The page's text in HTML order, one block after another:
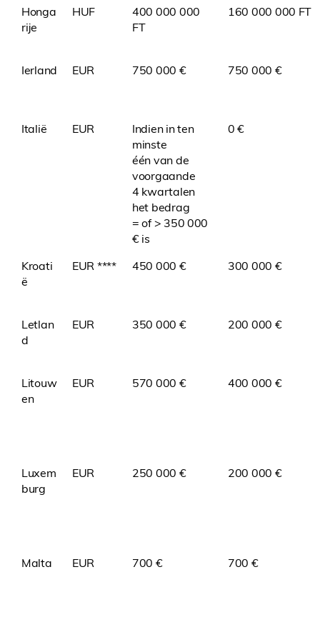
Honga
rije
HUF
400 000 000
FT
160 000 000 FT
Ierland EUR 750 000 € 750 000 €
Italië EUR
Indien in ten
minste
één van de
voorgaande
4 kwartalen
het bedrag
= of > 350 000
€ is
0 €
Kroati
ë
EUR **** 450 000 € 300 000 €
Letlan
d
EUR 350 000 € 200 000 €
Litouw
en
EUR 570 000 € 400 000 €
Luxem
burg
EUR 250 000 € 200 000 €
Malta EUR 700 € 700 €